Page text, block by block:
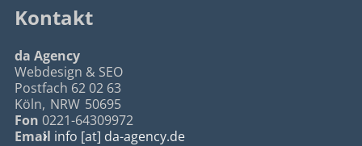
Kontakt
da Agency
Webdesign & SEO
Postfach 62 02 63
Köln, NRW 50695
Fon 0221-64309972
Email info [at] da-agency.de